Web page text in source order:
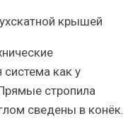
система как у
стропила
сведены в конёк.